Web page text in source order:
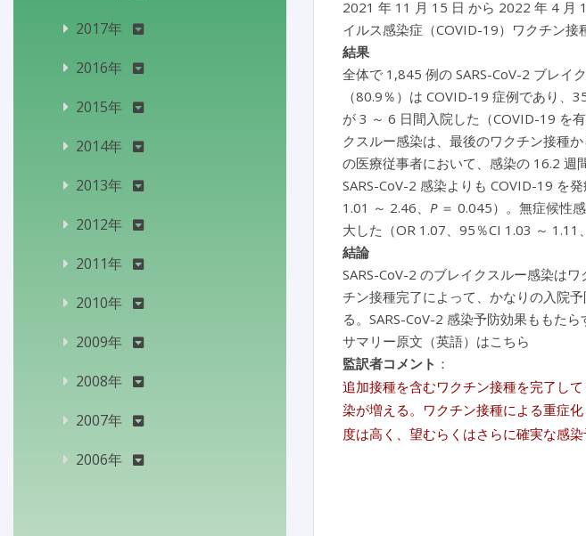
2021 年 11 月 15 日 から 2022 年 4 月
イルス感染症（COVID-19）ワクチン接
結果
全体で 1,845 例の SARS-CoV-2 ブレイ
（80.9％）は COVID-19 症例であり
が 3 ～ 6 日間入院した（COVID-19 を
クスルー感染は、最後のワクチン接種
の医療従事者において、感染の 16.2 週
SARS-CoV-2 感染よりも COVID-19 を
1.01 ～ 2.46、 P＝ 0.045）。無症候性
大した（OR 1.07、95％CI 1.03 ～ 1.11、
結論
SARS-CoV-2 のブレイクスルー感染は
チン接種完了によって、かなりの入院
る。SARS-CoV-2 感染予防効果ももた
サマリー原文（英語）はこちら
監訳者コメント ：
追加接種を含むワクチン接種を完了し
染が増える。ワクチン接種による重症
度は高く、望むらくはさらに確実な感
2017年
2016年
2015年
2014年
2013年
2012年
2011年
2010年
2009年
2008年
2007年
2006年